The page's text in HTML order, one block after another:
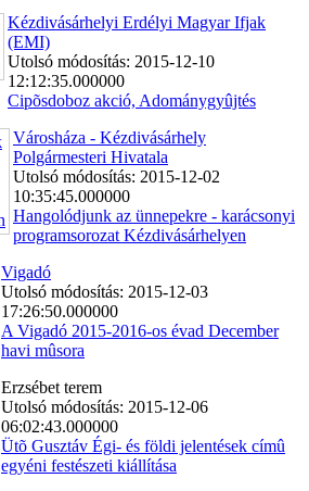
Kézdivásárhelyi Erdélyi Magyar Ifjak
(EMI)
Utolsó módosítás: 2015-12-10
12:12:35.000000
Cipõsdoboz akció, Adománygyûjtés
Városháza - Kézdivásárhely
Polgármesteri Hivatala
Utolsó módosítás: 2015-12-02
10:35:45.000000
Hangolódjunk az ünnepekre - karácsonyi
programsorozat Kézdivásárhelyen
Vigadó
Utolsó módosítás: 2015-12-03
17:26:50.000000
A Vigadó 2015-2016-os évad December
havi mûsora
Erzsébet terem
Utolsó módosítás: 2015-12-06
06:02:43.000000
Ütõ Gusztáv Égi- és földi jelentések címû
egyéni festészeti kiállítása